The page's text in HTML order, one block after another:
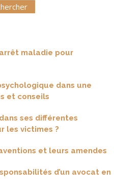
maladie pour
dans une
et conseils
ses différentes
les victimes ?
et leurs amendes
d’un avocat en